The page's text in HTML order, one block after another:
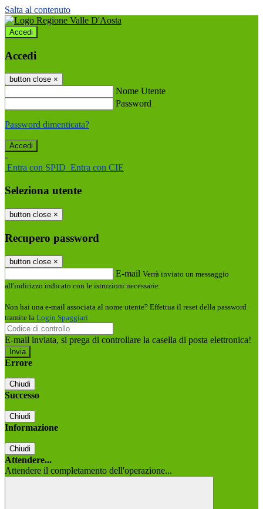
Salta al contenuto
Accedi
Accedi
button close ×
Nome Utente
Password
Password dimenticata?
-
Entra con SPID Entra con CIE
Seleziona utente
button close ×
Recupero password
button close ×
E-mail Verrà inviato un messaggio
all'indirizzo indicato con le istruzioni necessarie.
Non hai una e-mail associata al nome utente? Effettua il reset della password
tramite la Login Spaggiari
E-mail inviata, si prega di controllare la casella di posta elettronica!
Errore
Chiudi
Successo
Chiudi
Informazione
Chiudi
Attendere...
Attendere il completamento dell'operazione...